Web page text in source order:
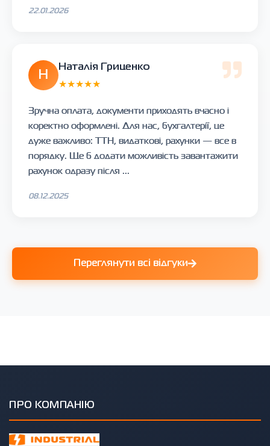
22.01.2026
Н
Наталія Гриценко
★★★★★
Зручна оплата, документи приходять вчасно і
коректно оформлені. Для нас, бухгалтерії, це
дуже важливо: ТТН, видаткові, рахунки — все в
порядку. Ще б додати можливість завантажити
рахунок одразу після ...
08.12.2025
Переглянути всі відгуки
ПРО КОМПАНІЮ